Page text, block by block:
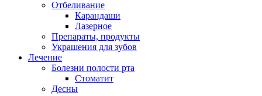
Отбеливание
Карандаши
Лазерное
Препараты, продукты
Украшения для зубов
Лечение
Болезни полости рта
Стоматит
Десны